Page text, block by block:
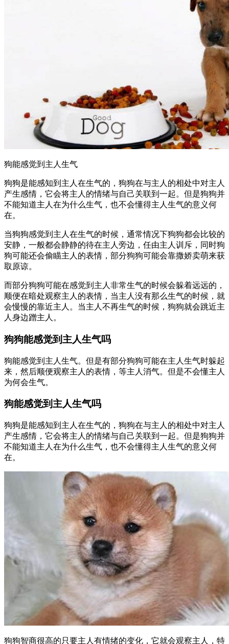
狗能感觉到主人生气
狗狗是能感知到主人在生气的，狗狗在与主人的相处中对主人
产生感情，它会将主人的情绪与自己关联到一起。但是狗狗并
不能知道主人在为什么生气，也不会懂得主人生气的意义何
在。
当狗狗感觉到主人在生气的时候，通常情况下狗狗都会比较的
安静，一般都会静静的待在主人旁边，任由主人训斥，同时狗
狗可能还会偷瞄主人的表情，部分狗狗可能会靠撒娇卖萌来获
取原谅。
而部分狗狗可能在感觉到主人非常生气的时候会躲着远远的，
顺便在暗处观察主人的表情，当主人没有那么生气的时候，就
会慢慢的靠近主人。当主人不再生气的时候，狗狗就会跳近主
人身边蹭主人。
狗狗能感觉到主人生气吗
狗能感觉到主人生气。但是有部分狗狗可能在主人生气时躲起
来，然后顺便观察主人的表情，等主人消气。但是不会懂主人
为何会生气。
狗能感觉到主人生气吗
狗狗是能感知到主人在生气的，狗狗在与主人的相处中对主人
产生感情，它会将主人的情绪与自己关联到一起。但是狗狗并
不能知道主人在为什么生气，也不会懂得主人生气的意义何
在。
狗狗智商很高的只要主人有情绪的变化，它就会观察主人，特